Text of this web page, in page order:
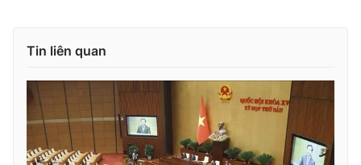
Video
VTV Money VTV Thể thao
VTV Sức khoẻ Bất động sản
Tin liên quan